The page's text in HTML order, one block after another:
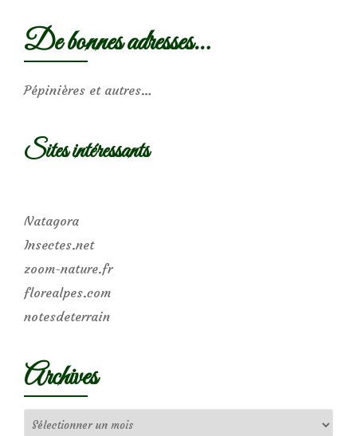
De bonnes adresses…
Pépinières et autres…
Sites intéressants
Natagora
Insectes.net
zoom-nature.fr
florealpes.com
notesdeterrain
Archives